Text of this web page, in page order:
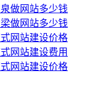
做网站多少钱
做网站多少钱
网站建设价格
网站建设费用
网站建设价格